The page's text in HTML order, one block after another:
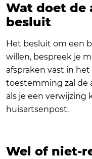
Wat doet de
besluit
Het besluit om een
willen, bespreek je
afspraken vast in
toestemming zal de
als je een verwijzing
huisartsenpost.
Wel of niet-